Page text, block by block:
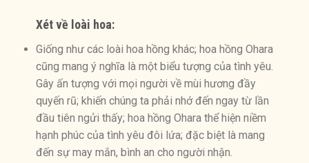
Xét về loài hoa:
Giống như các loài hoa hồng khác; hoa hồng Ohara
cũng mang ý nghĩa là một biểu tượng của tình yêu.
Gây ấn tượng với mọi người về mùi hương đầy
quyến rũ; khiến chúng ta phải nhớ đến ngay từ lần
đầu tiên ngửi thấy; hoa hồng Ohara thể hiện niềm
hạnh phúc của tình yêu đôi lứa; đặc biệt là mang
đến sự may mắn, bình an cho người nhận.